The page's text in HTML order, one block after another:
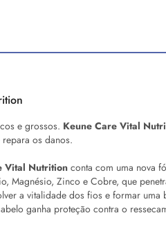
e grossos. Keune Care Vital
os danos.
Vital Nutrition conta com uma nova
Magnésio, Zinco e Cobre, que
a vitalidade dos fios e formar
ganha proteção contra o